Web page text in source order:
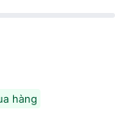
hàng